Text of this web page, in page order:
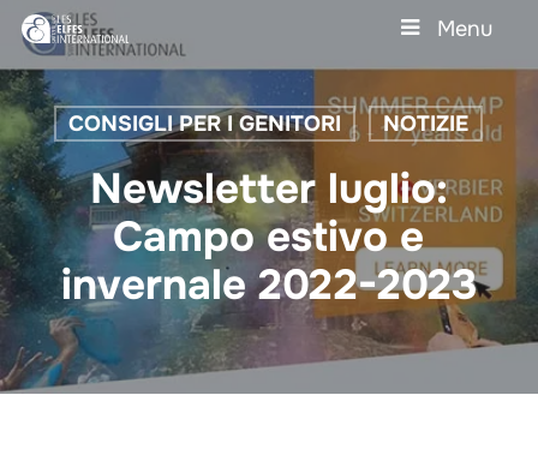
Skip
main
content
Menu
CONSIGLI PER I GENITORI NOTIZIE
Newsletter luglio:
Campo estivo e
invernale 2022-2023
Close
Menu